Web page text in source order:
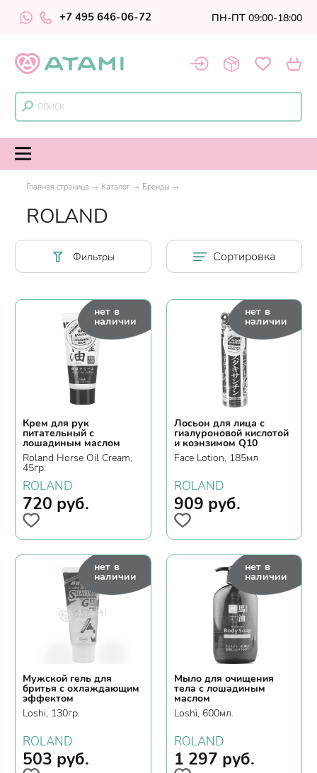
+7 495 646-06-72 ПН-ПТ 09:00-18:00
Главная страница Каталог Бренды
ROLAND
Фильтры Сортировка
нет в
наличии
Крем для рук
питательный с
лошадиным маслом
Roland Horse Oil Cream,
45гр.
ROLAND
720 руб.
нет в
наличии
Лосьон для лица с
гиалуроновой кислотой
и коэнзимом Q10
Face Lotion, 185мл
ROLAND
909 руб.
нет в
наличии
Мужской гель для
бритья с охлаждающим
эффектом
Loshi, 130гр.
ROLAND
503 руб.
нет в
наличии
Мыло для очищения
тела с лошадиным
маслом
Loshi, 600мл.
ROLAND
1 297 руб.